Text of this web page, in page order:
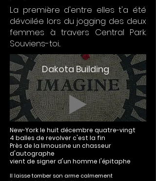
La première d'entre elles t'a été
dévoilée lors du jogging des deux
femmes à travers Central Park.
Souviens-toi...
Dakota Building
New-York le huit décembre quatre-vingt
4 balles de revolver c'est la fin
Près de la limousine un chasseur
d'autographe
vient de signer d'un homme l'épitaphe
Il laisse tomber son arme calmement